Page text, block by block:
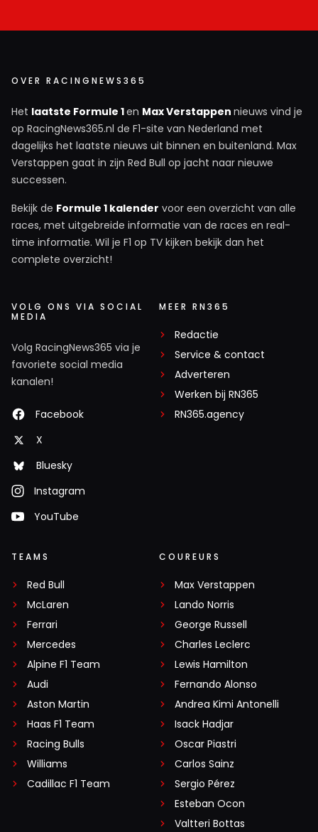
OVER RACINGNEWS365
Het laatste Formule 1en Max Verstappen nieuws vind je
op RacingNews365.nl de F1-site van Nederland met
dagelijks het laatste nieuws uit binnen en buitenland. Max
Verstappen gaat in zijn Red Bull op jacht naar nieuwe
successen.
Bekijk de Formule 1 kalender voor een overzicht van alle
races, met uitgebreide informatie van de races en real-
time informatie. Wil je F1 op TV kijken bekijk dan het
complete overzicht!
VOLG ONS VIA SOCIAL
MEDIA
Volg RacingNews365 via je
favoriete social media
kanalen!
Facebook
X
Bluesky
Instagram
YouTube
MEER RN365
Redactie
Service & contact
Adverteren
Werken bij RN365
RN365.agency
TEAMS
Red Bull
McLaren
Ferrari
Mercedes
Alpine F1 Team
Audi
Aston Martin
Haas F1 Team
Racing Bulls
Williams
Cadillac F1 Team
COUREURS
Max Verstappen
Lando Norris
George Russell
Charles Leclerc
Lewis Hamilton
Fernando Alonso
Andrea Kimi Antonelli
Isack Hadjar
Oscar Piastri
Carlos Sainz
Sergio Pérez
Esteban Ocon
Valtteri Bottas